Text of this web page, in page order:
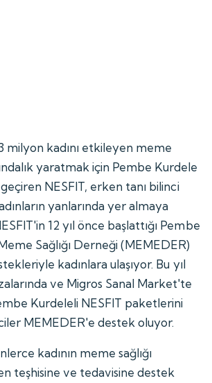
milyon kadını etkileyen meme
yaratmak için Pembe Kurdele
NESFIT, erken tanı bilinci
yanlarında yer almaya
12 yıl önce başlattığı Pembe
Sağlığı Derneği (MEMEDER)
kadınlara ulaşıyor. Bu yıl
ve Migros Sanal Market'te
Kurdeleli NESFIT paketlerini
MEMEDER'e destek oluyor.
kadının meme sağlığı
teşhisine ve tedavisine destek